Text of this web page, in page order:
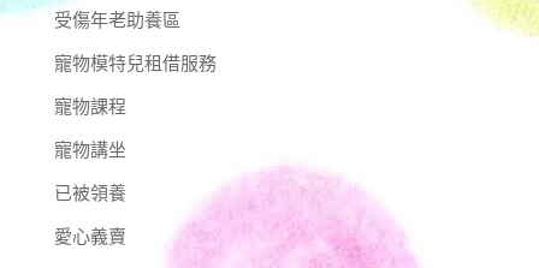
受傷年老助養區
寵物模特兒租借服務
寵物課程
寵物講坐
已被領養
愛心義賣